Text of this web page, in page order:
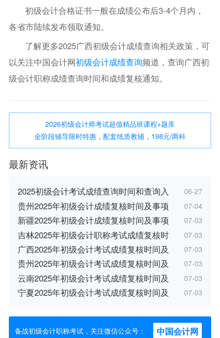
初级会计合格证书一般在成绩公布后3-4个月内，
各省市陆续发布领取通知。
了解更多2025广西初级会计成绩查询相关政策，可
以关注中国会计网初级会计成绩查询频道，查询广西初
级会计职称成绩查询时间和成绩复核通知。
2026初级会计师考试超值精品班课程+题库
全阶段辅导限时特惠，配套纸质教辅，198元/两科
最新资讯
2025初级会计考试成绩查询时间和查询入 06-27
贵州2025年初级会计成绩复核时间及事项 07-04
新疆2025年初级会计成绩复核时间及事项 07-03
吉林2025年初级会计职称考试成绩复核时 07-03
广西2025年初级会计考试成绩复核时间及 07-03
贵州2025年初级会计考试成绩复核时间及 07-03
云南2025年初级会计考试成绩复核时间及 07-03
宁夏2025年初级会计考试成绩复核时间及 07-03
备战初级会计职称考试，关注微信公众号： 中国会计网